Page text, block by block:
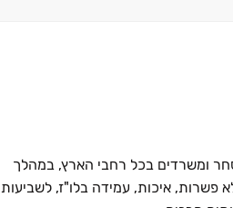
הנדל"ן יזמות למגורים, מסחר ומשרדים בכל רחבי הארץ, במהלך
פשרות, איכות, עמידה בלו"ז, לשביעות